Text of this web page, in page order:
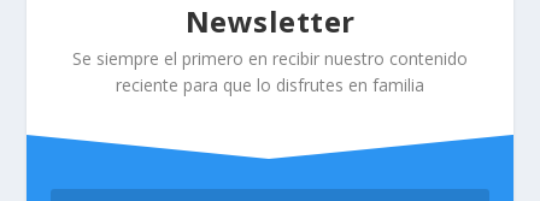
Newsletter
Se siempre el primero en recibir nuestro contenido
reciente para que lo disfrutes en familia